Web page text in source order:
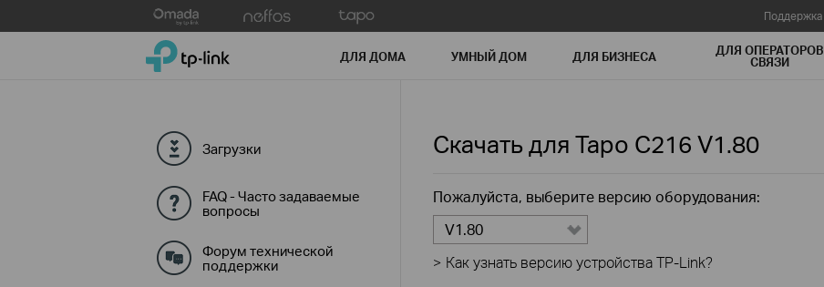
to
Поддержка
TP-Link, Reliably Smart ДЛЯ ДОМА УМНЫЙ ДОМ ДЛЯ БИЗНЕСА ДЛЯ ОПЕРАТОРОВ
СВЯЗИ
Загрузки
FAQ - Часто задаваемые
вопросы
Форум технической
поддержки
Скачать для Tapo C216 V1.80
Пожалуйста, выберите версию оборудования:
V1.80
> Как узнать версию устройства TP-Link?